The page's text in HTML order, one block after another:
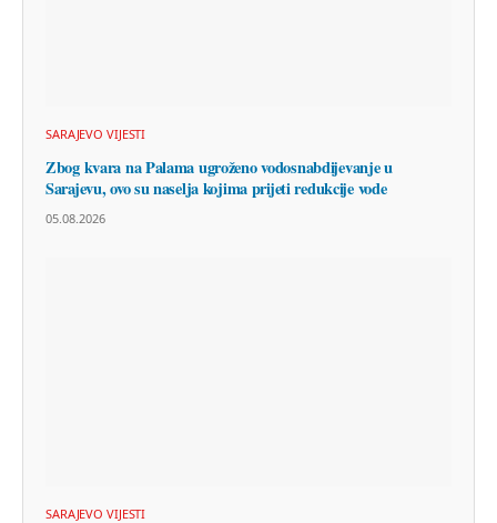
SARAJEVO VIJESTI
Zbog kvara na Palama ugroženo vodosnabdijevanje u
Sarajevu, ovo su naselja kojima prijeti redukcije vode
05.08.2026
SARAJEVO VIJESTI